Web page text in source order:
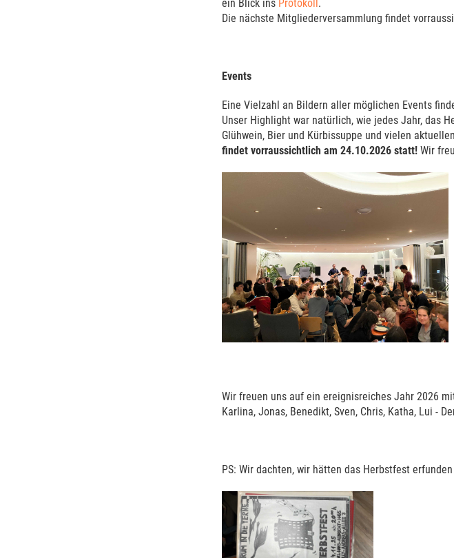
ein Blick ins Protokoll.
Die nächste Mitgliederversammlung findet
Events
Eine Vielzahl an Bildern aller möglichen Events
Unser Highlight war natürlich, wie jedes Jahr, das
Glühwein, Bier und Kürbissuppe und vielen
findet vorraussichtlich am 24.10.2026 statt!Wir
Wir freuen uns auf ein ereignisreiches Jahr 2026
Karlina, Jonas, Benedikt, Sven, Chris, Katha, Lui -
PS: Wir dachten, wir hätten das Herbstfest